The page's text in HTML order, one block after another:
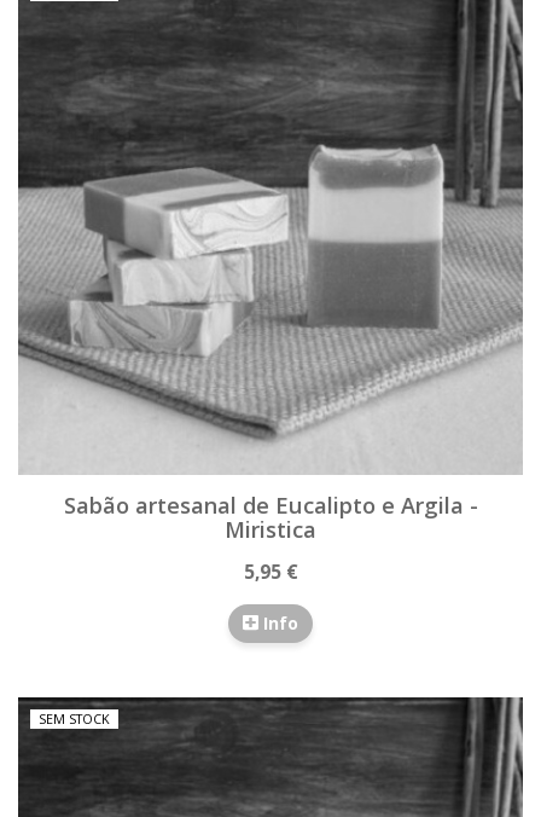
Sabão artesanal de Eucalipto e Argila -
Miristica
5,95 €
Info
SEM STOCK